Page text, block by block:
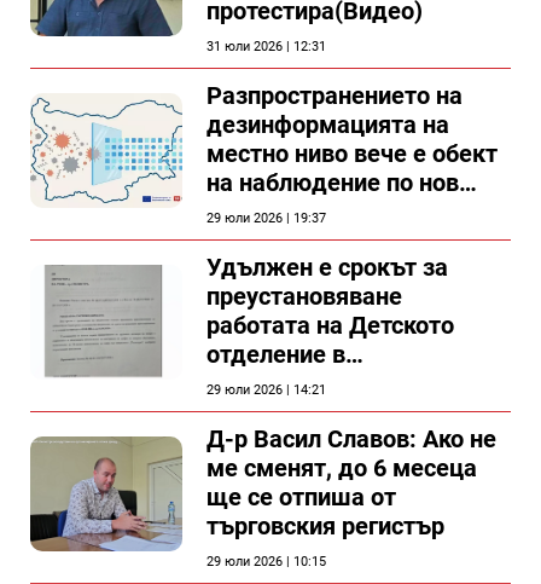
протестира(Видео)
31 юли 2026 | 12:31
Разпространението на
дезинформацията на
местно ниво вече е обект
на наблюдение по нов
проект
29 юли 2026 | 19:37
Удължен е срокът за
преустановяване
работата на Детското
отделение в
силистренската болница
29 юли 2026 | 14:21
Д-р Васил Славов: Ако не
ме сменят, до 6 месеца
ще се отпиша от
търговския регистър
29 юли 2026 | 10:15